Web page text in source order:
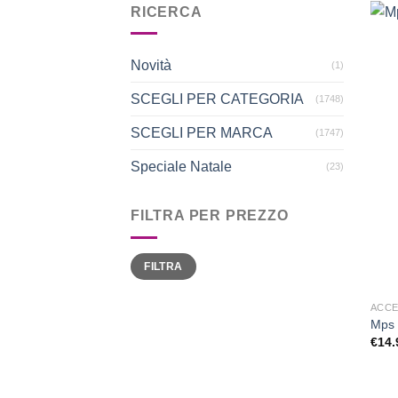
RICERCA
Novità (1)
SCEGLI PER CATEGORIA (1748)
SCEGLI PER MARCA (1747)
Speciale Natale (23)
FILTRA PER PREZZO
Prezzo
Min
Prezzo
MaxFILTRA
Mps
€